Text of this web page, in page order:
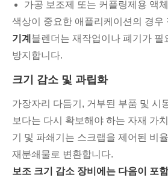
가공 보조제 또는 커플링제용 액
색상이 중요한 애플리케이션의 경우
기계 블렌더는 재작업이나 폐기가 필
방지합니다.
크기 감소 및 과립화
가장자리 다듬기, 거부된 부품 및 시
보다는 다시 확보해야 하는 자재 가
기 및 파쇄기는 스크랩을 제어된 비
재분쇄물로 변환합니다.
보조 크기 감소 장비에는 다음이 포